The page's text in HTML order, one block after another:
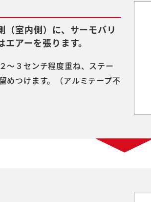
（室内側）に、サーモバリ
アーを張ります。
～３センチ程度重ね、ステー
めつけます。（アルミテープ不